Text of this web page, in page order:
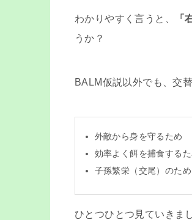
わかりやすく言うと、 「
うか？
BALM仮説以外でも、交
外敵から身を守るため
効率よく餌を捕食する
子孫繁栄（交尾）のため
ひとつひとつ見ていきま